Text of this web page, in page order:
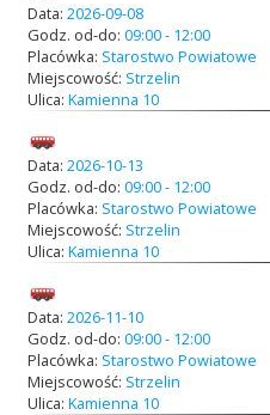
Data: 2026-09-08
Godz. od-do: 09:00 - 12:00
Placówka: Starostwo Powiatowe
Miejscowość: Strzelin
Ulica: Kamienna 10
Data: 2026-10-13
Godz. od-do: 09:00 - 12:00
Placówka: Starostwo Powiatowe
Miejscowość: Strzelin
Ulica: Kamienna 10
Data: 2026-11-10
Godz. od-do: 09:00 - 12:00
Placówka: Starostwo Powiatowe
Miejscowość: Strzelin
Ulica: Kamienna 10